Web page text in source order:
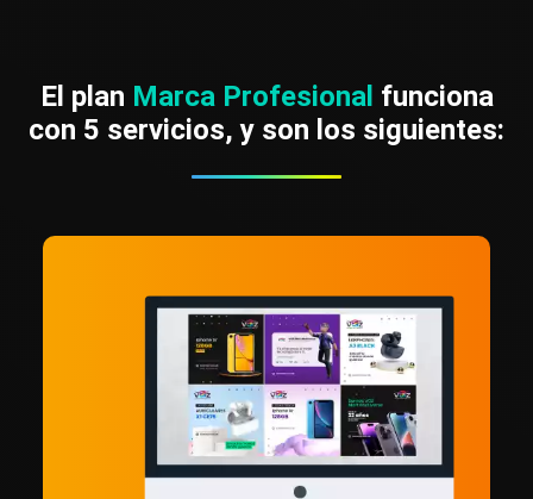
El plan Marca Profesional funciona
con 5 servicios, y son los siguientes: